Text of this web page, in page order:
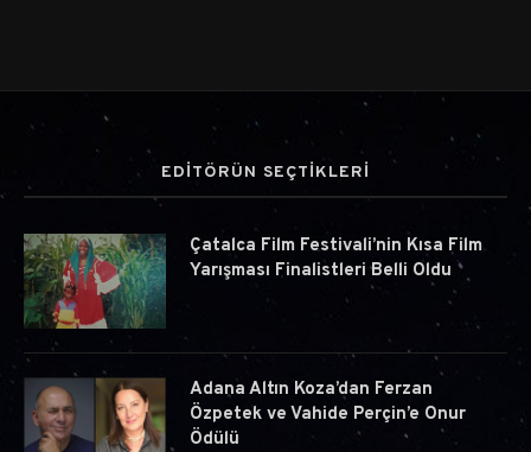
EDİTÖRÜN SEÇTİKLERİ
Çatalca Film Festivali’nin Kısa Film
Yarışması Finalistleri Belli Oldu
Adana Altın Koza’dan Ferzan
Özpetek ve Vahide Perçin’e Onur
Ödülü